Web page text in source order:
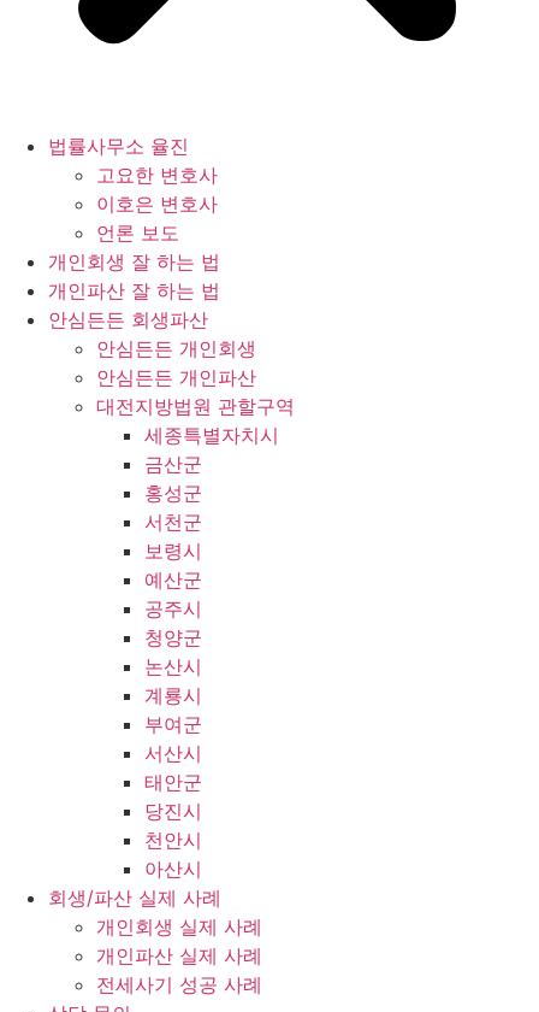
법률사무소 율진
고요한 변호사
이호은 변호사
언론 보도
개인회생 잘 하는 법
개인파산 잘 하는 법
안심든든 회생파산
안심든든 개인회생
안심든든 개인파산
대전지방법원 관할구역
세종특별자치시
금산군
홍성군
서천군
보령시
예산군
공주시
청양군
논산시
계룡시
부여군
서산시
태안군
당진시
천안시
아산시
회생/파산 실제 사례
개인회생 실제 사례
개인파산 실제 사례
전세사기 성공 사례